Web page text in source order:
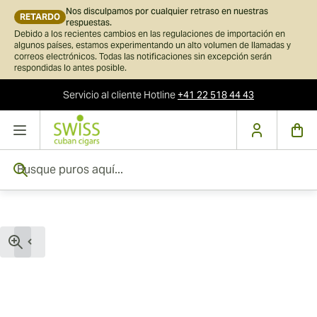
RETARDO
Nos disculpamos por cualquier retraso en nuestras
respuestas.
Debido a los recientes cambios en las regulaciones de importación en
algunos países, estamos experimentando un alto volumen de llamadas y
correos electrónicos. Todas las notificaciones sin excepción serán
respondidas lo antes posible.
Servicio al cliente Hotline+41 22 518 44 43